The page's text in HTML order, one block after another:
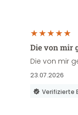
Die von mir
Die von mir
23.07.2026
Verifizierte